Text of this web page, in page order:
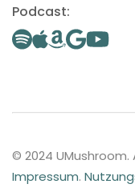
Podcast:
© 2024
Impressum.